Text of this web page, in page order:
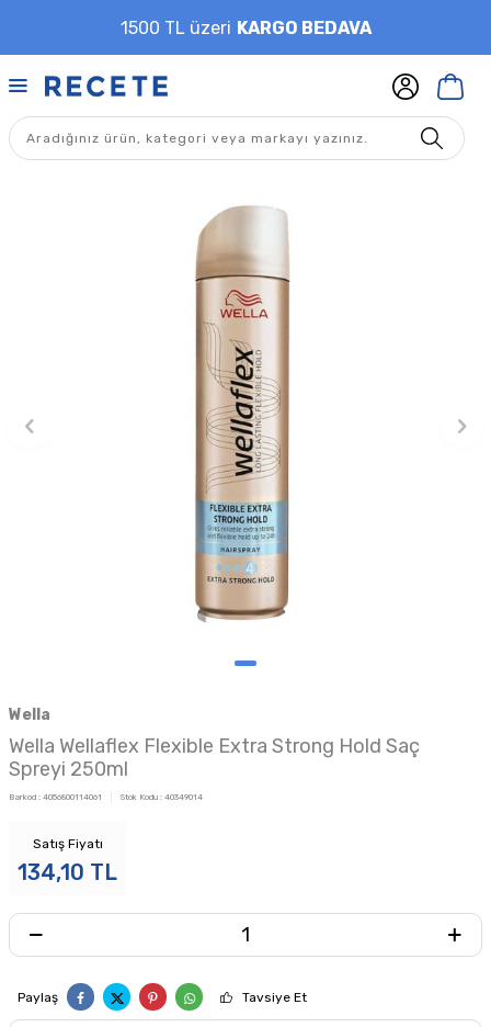
1500 TL üzeri KARGO BEDAVA
Wella
Wella Wellaflex Flexible Extra Strong Hold Saç
Spreyi 250ml
Barkod : 4056800114061 Stok Kodu : 40349014
Satış Fiyatı
134,10 TL
Paylaş Tavsiye Et